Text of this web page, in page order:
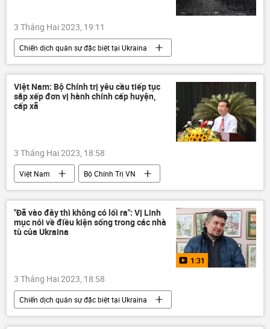
3 Tháng Hai 2023, 19:11
Chiến dịch quân sự đặc biệt tại Ukraina
Cuộc khủng hoảng ở Ukraina
Ukraina
Na Uy
tên lửa phòng không
Nga
Bộ Quốc phòng Nga
LNR
Sáp nhập DNR, LNR, Zaporozhye và Kherson vào Nga
Việt Nam: Bộ Chính trị yêu cầu tiếp tục
sắp xếp đơn vị hành chính cấp huyện,
cấp xã
3 Tháng Hai 2023, 18:58
Việt Nam
Bộ Chính Trị VN
Pháp luật
Chính sách
"Đã vào đây thì không có lối ra": Vị Linh
mục nói về điều kiện sống trong các nhà
tù của Ukraina
1:31
3 Tháng Hai 2023, 18:58
Chiến dịch quân sự đặc biệt tại Ukraina
Cuộc khủng hoảng ở Ukraina
Ukraina